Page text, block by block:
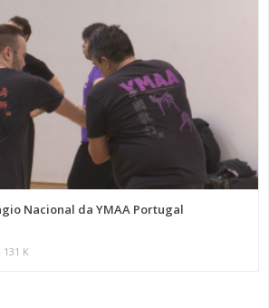
Nacional da YMAA Portugal
131 K